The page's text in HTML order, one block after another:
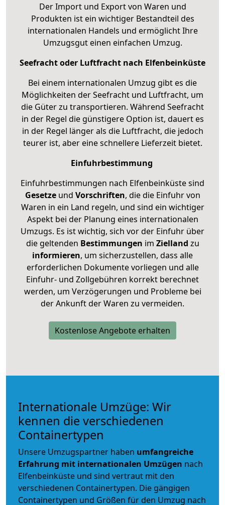
Der Import und Export von Waren und
Produkten ist ein wichtiger Bestandteil des
internationalen Handels und ermöglicht Ihre
Umzugsgut einen einfachen Umzug.
Seefracht oder Luftfracht nach Elfenbeinküste
Bei einem internationalen Umzug gibt es die
Möglichkeiten der Seefracht und Luftfracht, um
die Güter zu transportieren. Während Seefracht
in der Regel die günstigere Option ist, dauert es
in der Regel länger als die Luftfracht, die jedoch
teurer ist, aber eine schnellere Lieferzeit bietet.
Einfuhrbestimmung
Einfuhrbestimmungen nach Elfenbeinküste sind
Gesetzeund Vorschriften, die die Einfuhr von
Waren in ein Land regeln, und sind ein wichtiger
Aspekt bei der Planung eines internationalen
Umzugs. Es ist wichtig, sich vor der Einfuhr über
die geltenden Bestimmungen im Zielland zu
informieren, um sicherzustellen, dass alle
erforderlichen Dokumente vorliegen und alle
Einfuhr- und Zollgebühren korrekt berechnet
werden, um Verzögerungen und Probleme bei
der Ankunft der Waren zu vermeiden.
Kostenlose Angebote erhalten
Internationale Umzüge: Wir
kennen die verschiedenen
Containertypen
Unsere Umzugspartner haben umfangreiche
Erfahrung mit internationalen Umzügen nach
Elfenbeinküste und sind vertraut mit den
verschiedenen Containertypen. Die gängigen
Containertypen und Größen für den Umzug nach